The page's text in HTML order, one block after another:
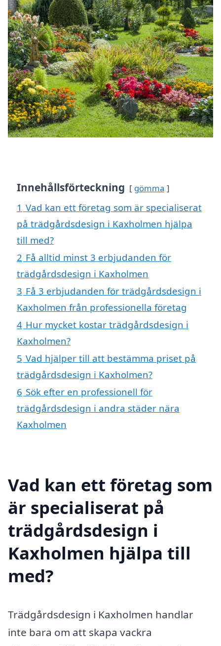
Innehållsförteckning gömma
1 Vad kan ett företag som är specialiserat
på trädgårdsdesign i Kaxholmen hjälpa
till med?
2 Få alltid minst 3 erbjudanden för
trädgårdsdesign i Kaxholmen
3 Få 3 erbjudanden för trädgårdsdesign i
Kaxholmen från professionella företag
4 Hur mycket kostar trädgårdsdesign i
Kaxholmen?
5 Vad hjälper till att bestämma priset på
trädgårdsdesign i Kaxholmen?
6 Sök efter en professionell för
trädgårdsdesign i andra städer nära
Kaxholmen
Vad kan ett företag som
är specialiserat på
trädgårdsdesign i
Kaxholmen hjälpa till
med?
Trädgårdsdesign i Kaxholmen handlar
inte bara om att skapa vackra